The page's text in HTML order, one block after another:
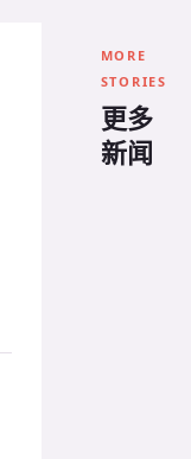
MORE
STORIES
更多
新闻